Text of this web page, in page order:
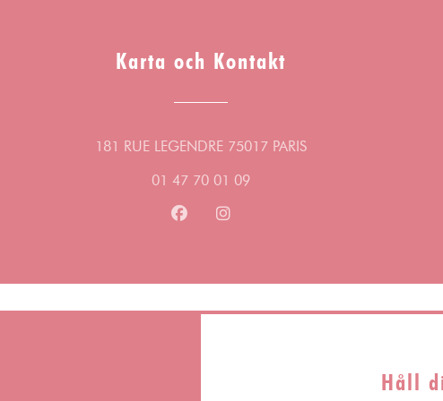
Karta och Kontakt
181 RUE LEGENDRE 75017 PARIS((öppnas i ett nytt
01 47 70 01 09
Facebook ((öppnas i ett nytt fönster))
Instagram ((öppnas i ett nytt
Håll